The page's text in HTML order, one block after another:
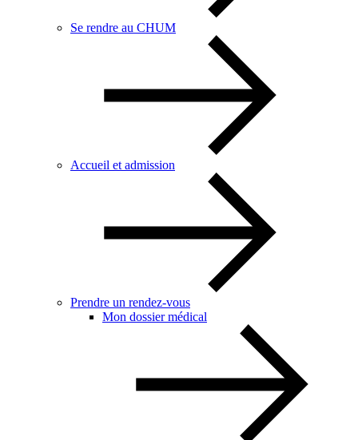
Se rendre au CHUM
Accueil et admission
Prendre un rendez-vous
Mon dossier médical